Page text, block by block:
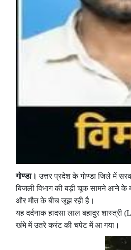
गोण्डा। उत्तर प्रदेश के गोण्डा जिले में
बिजली विभाग की बड़ी चूक सामने आने के
और मौत के बीच जूझ रही है।
यह दर्दनाक हादसा लाल बहादुर
खंभे में उतरे करंट की चपेट में आ गया।